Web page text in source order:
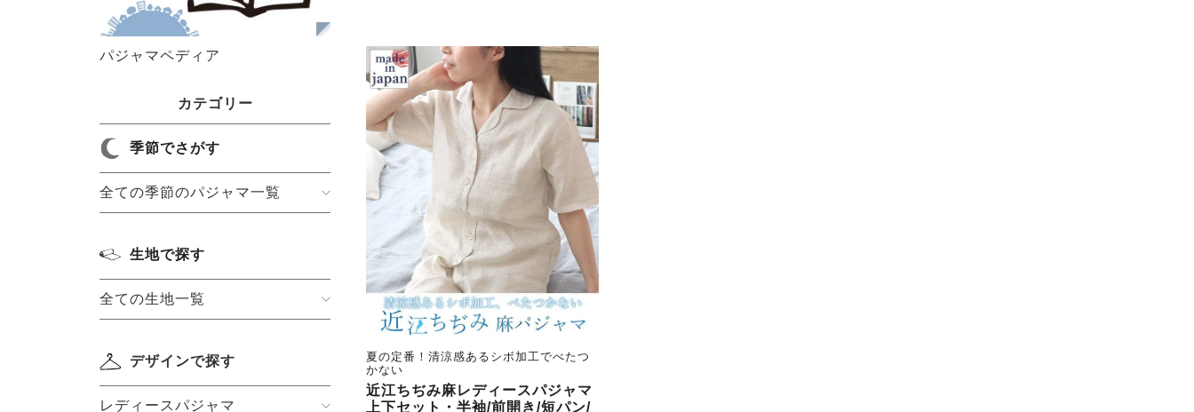
パジャマペディア
カテゴリー
季節でさがす
全ての季節のパジャマ一覧
生地で探す
全ての生地一覧
デザインで探す
レディースパジャマ
夏の定番！清涼感あるシボ加工でべたつ
かない
近江ちぢみ麻レディースパジャマ
上下セット・半袖/前開き/短パン/